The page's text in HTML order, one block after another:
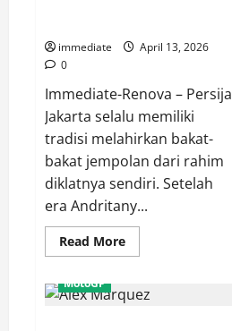
Unggulan
Pertama
immediate
April 13, 2026
0
Immediate-Renova – Persija
Jakarta selalu memiliki
tradisi melahirkan bakat-
bakat jempolan dari rahim
diklatnya sendiri. Setelah
era Andritany...
Read MoreRead
more
Warman,
Dari
MotoGP